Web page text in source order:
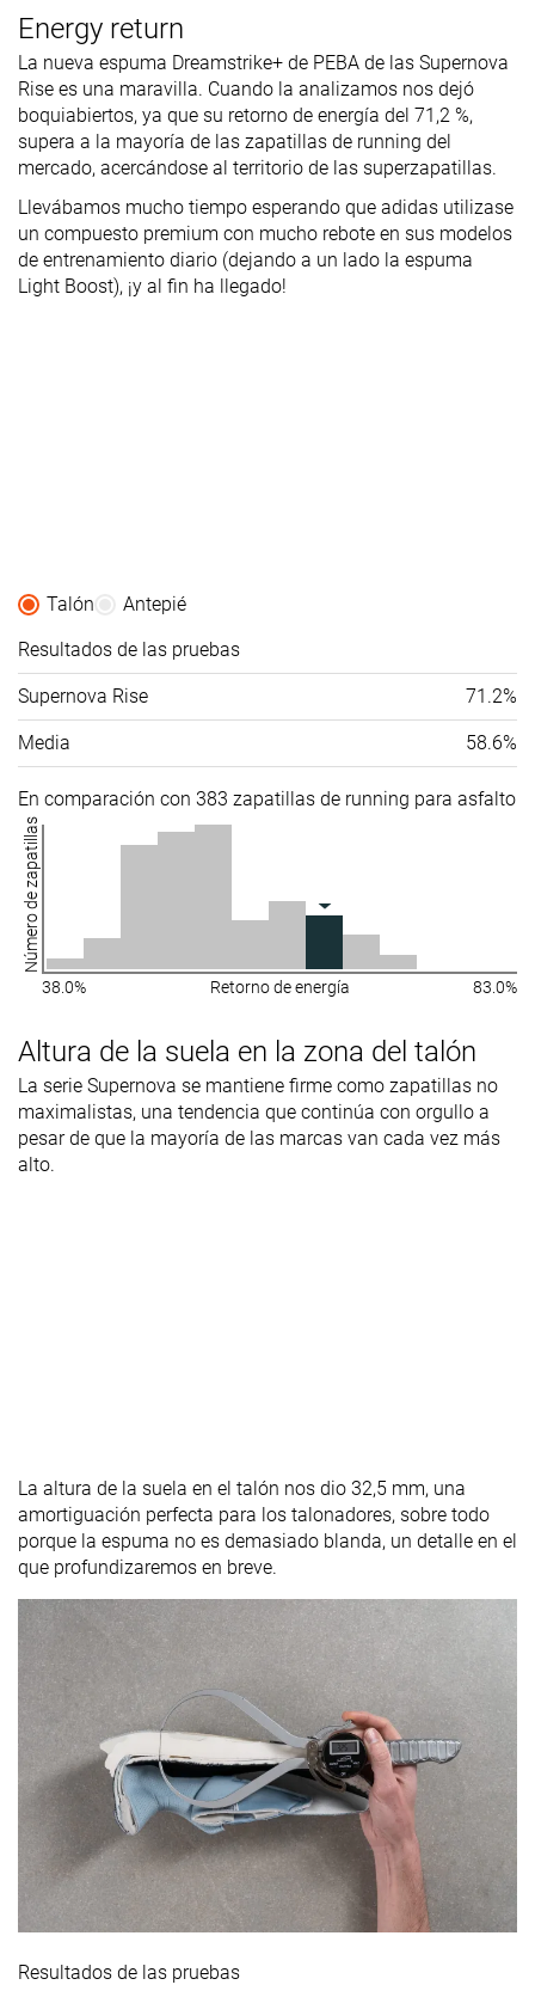
Energy return
La nueva espuma Dreamstrike+ de PEBA de las Supernova
Rise es una maravilla. Cuando la analizamos nos dejó
boquiabiertos, ya que su retorno de energía del 71,2 %,
supera a la mayoría de las zapatillas de running del
mercado, acercándose al territorio de las superzapatillas.
Llevábamos mucho tiempo esperando que adidas utilizase
un compuesto premium con mucho rebote en sus modelos
de entrenamiento diario (dejando a un lado la espuma
Light Boost), ¡y al fin ha llegado!
Talón
Antepié
Resultados de las pruebas
Supernova Rise 71.2%
Media 58.6%
En comparación con 383 zapatillas de running para asfalto
Número de zapatillas
38.0% Retorno de energía 83.0%
Altura de la suela en la zona del talón
La serie Supernova se mantiene firme como zapatillas no
maximalistas, una tendencia que continúa con orgullo a
pesar de que la mayoría de las marcas van cada vez más
alto.
La altura de la suela en el talón nos dio 32,5 mm, una
amortiguación perfecta para los talonadores, sobre todo
porque la espuma no es demasiado blanda, un detalle en el
que profundizaremos en breve.
Resultados de las pruebas